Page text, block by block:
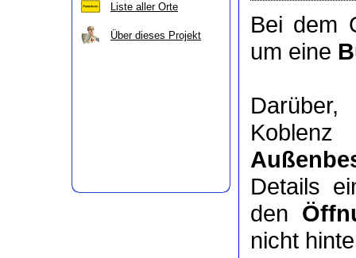
Liste aller Orte
Über dieses Projekt
Bei dem
um eine
Details
den
nicht